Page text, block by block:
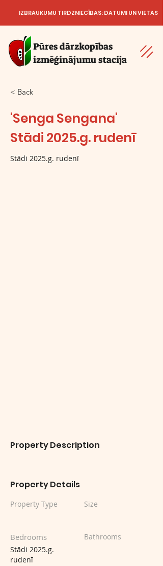
IZBRAUKUMU TIRDZNIECĪBAS: DATUMI UN VIETAS
Pūres dārzkopības
izmēģinājumu stacija
< Back
'Senga Sengana'
Stādi 2025.g. rudenī
Stādi 2025.g. rudenī
Property Description
Property Details
Property Type
Bedrooms
Stādi 2025.g.
rudenī
Size
Bathrooms